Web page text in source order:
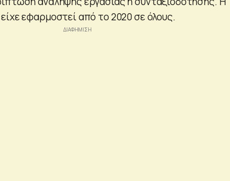
εφαρμοστεί από το 2020 σε όλους.